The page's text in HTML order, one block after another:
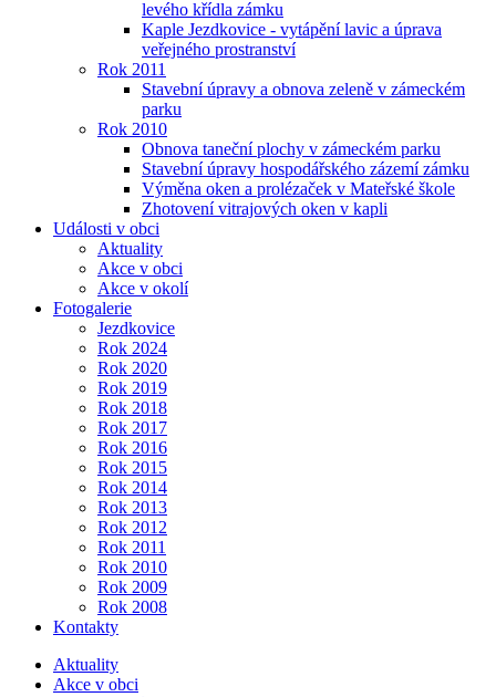
levého křídla zámku
Kaple Jezdkovice - vytápění lavic a úprava
veřejného prostranství
Rok 2011
Stavební úpravy a obnova zeleně v zámeckém
parku
Rok 2010
Obnova taneční plochy v zámeckém parku
Stavební úpravy hospodářského zázemí zámku
Výměna oken a prolézaček v Mateřské škole
Zhotovení vitrajových oken v kapli
Události v obci
Aktuality
Akce v obci
Akce v okolí
Fotogalerie
Jezdkovice
Rok 2024
Rok 2020
Rok 2019
Rok 2018
Rok 2017
Rok 2016
Rok 2015
Rok 2014
Rok 2013
Rok 2012
Rok 2011
Rok 2010
Rok 2009
Rok 2008
Kontakty
Aktuality
Akce v obci